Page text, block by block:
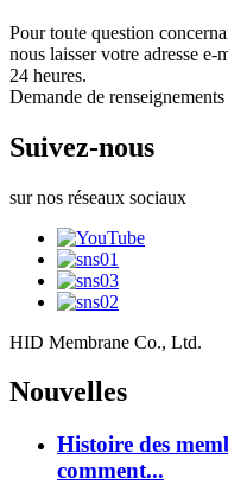
Pour toute question
nous laisser votre adresse e-
24 heures.
Demande de
Suivez-nous
sur nos réseaux sociaux
HID Membrane Co., Ltd.
Nouvelles
Histoire des
comment...